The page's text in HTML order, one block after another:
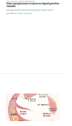
与线粒体生物合成